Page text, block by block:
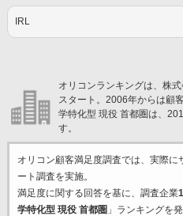
IRL
オリコンランキングは、株
スタート。2006年からは顧
学特化型 現役 首都圏は、
す。
オリコン顧客満足度調査では、実際に
ート調査を実施。
満足度に関する回答を基に、調査企業
学特化型 現役 首都圏 」ランキングを